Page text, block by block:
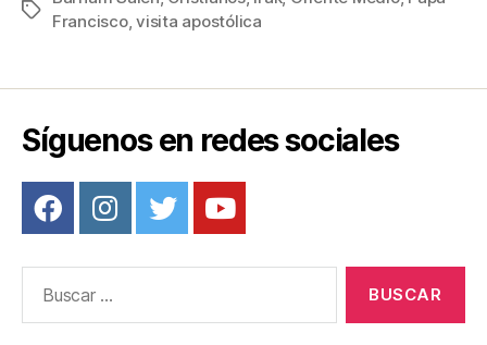
e
o
k
er
e
p
Etiquetas
Francisco,visita apostólica
Síguenos en redes sociales